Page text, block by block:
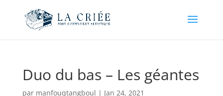
Duo du bas – Les géantes
par manfouqtangboul | Jan 24, 2021